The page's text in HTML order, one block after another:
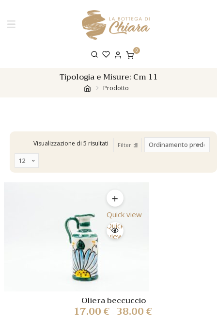
0
Tipologia e Misure: Cm 11
Prodotto
Visualizzazione di 5 risultati Filter
Quick view
Quick
view
Oliera beccuccio
17.00€ - 38.00€